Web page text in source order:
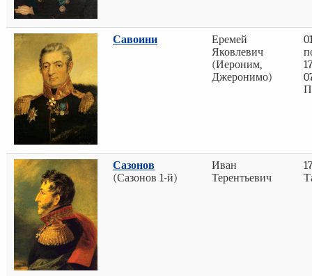
Савоини
Еремей
Яковлевич
(Иероним,
Джеронимо)
Сазонов
(Сазонов 1-й)
Иван
Терентьевич